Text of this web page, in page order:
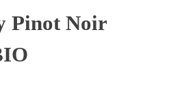
Pinot Noir